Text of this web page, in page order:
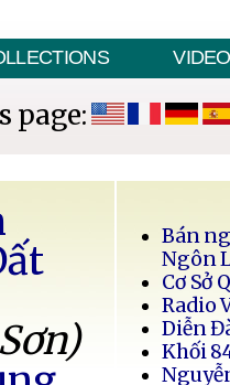
VIDEO
page:
Bán
Ngôn
Cơ Sở
Radio
Diễn
Khối